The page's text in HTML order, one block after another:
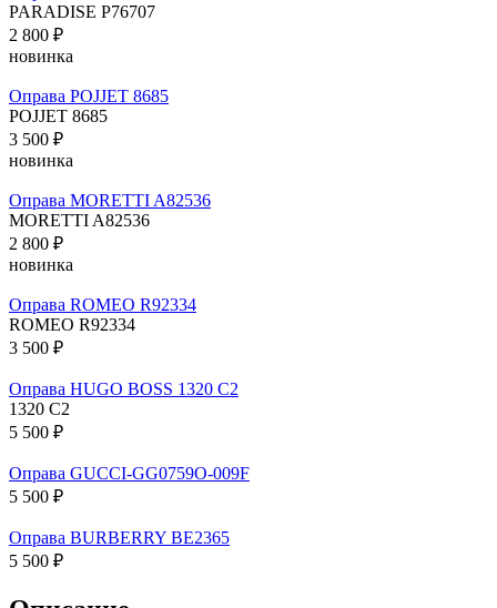
PARADISE P76707
2 800 ₽
новинка
Оправа POJJET 8685
POJJET 8685
3 500 ₽
новинка
Оправа MORETTI A82536
MORETTI A82536
2 800 ₽
новинка
Оправа ROMEO R92334
ROMEO R92334
3 500 ₽
Оправа HUGO BOSS 1320 C2
1320 C2
5 500 ₽
Оправа GUCCI-GG0759O-009F
5 500 ₽
Оправа BURBERRY BE2365
5 500 ₽